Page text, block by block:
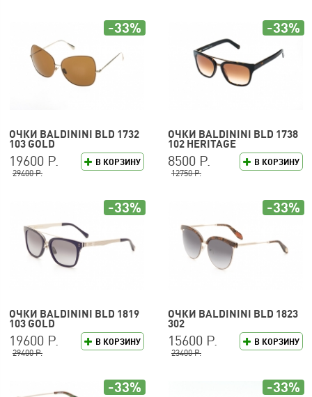
ОЧКИ BALDININI BLD 1732
103 GOLD
В КОРЗИНУ
19600 Р.
29400 Р.
-33%
ОЧКИ BALDININI BLD 1738
102 HERITAGE
В КОРЗИНУ
8500 Р.
12750 Р.
-33%
ОЧКИ BALDININI BLD 1819
103 GOLD
В КОРЗИНУ
19600 Р.
29400 Р.
-33%
ОЧКИ BALDININI BLD 1823
302
В КОРЗИНУ
15600 Р.
23400 Р.
-33%
-33% -33%